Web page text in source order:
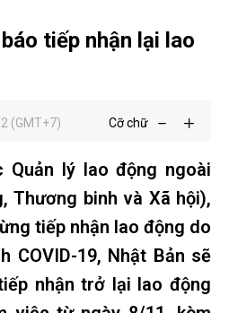
tiếp nhận lại lao
(GMT+7) Cỡ chữ
Quản lý lao động ngoài
Thương binh và Xã hội),
tiếp nhận lao động do
COVID-19, Nhật Bản sẽ
nhận trở lại lao động